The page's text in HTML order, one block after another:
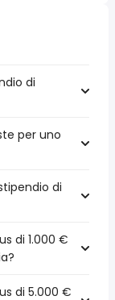
di
per uno
di
di 1.000 €
di 5.000 €